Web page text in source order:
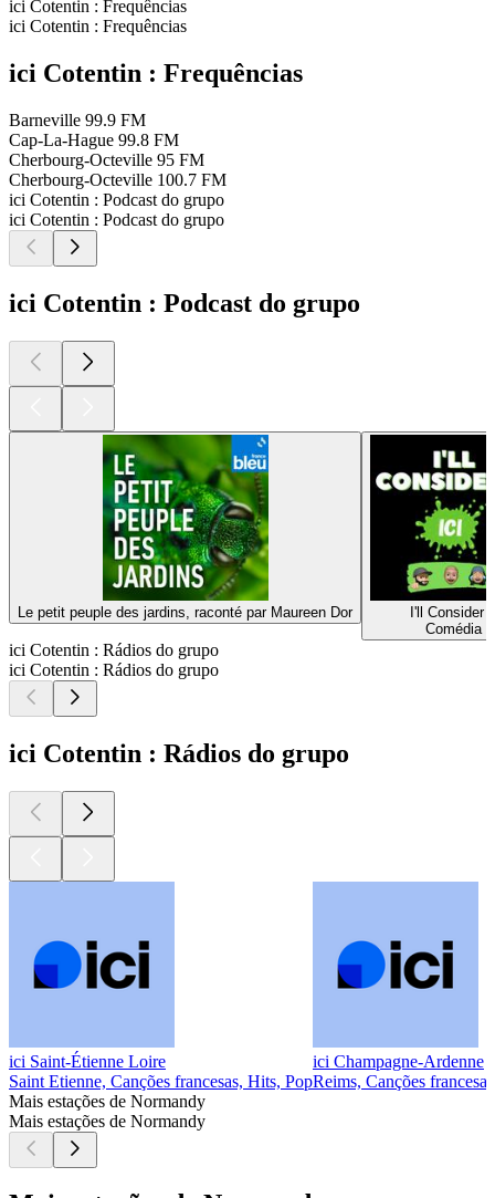
ici Cotentin : Frequências
ici Cotentin : Frequências
ici Cotentin : Frequências
Barneville 99.9 FM
Cap-La-Hague 99.8 FM
Cherbourg-Octeville 95 FM
Cherbourg-Octeville 100.7 FM
ici Cotentin : Podcast do grupo
ici Cotentin : Podcast do grupo
ici Cotentin : Podcast do grupo
Le petit peuple des jardins, raconté par Maureen Dor
I'll Consider
Comédia
ici Cotentin : Rádios do grupo
ici Cotentin : Rádios do grupo
ici Cotentin : Rádios do grupo
ici Saint-Étienne Loire
Saint Etienne, Canções francesas, Hits, Pop
ici Champagne-Ardenne
Reims, Canções
Mais estações de Normandy
Mais estações de Normandy